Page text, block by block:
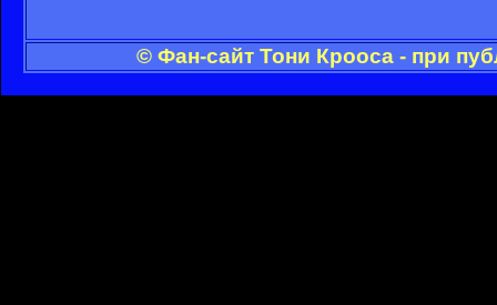
© Фан-сайт Тони Крооса - при